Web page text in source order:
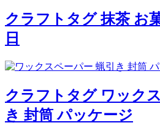
クラフトタグ 抹茶 お
日
クラフトタグ ワック
き 封筒 パッケージ